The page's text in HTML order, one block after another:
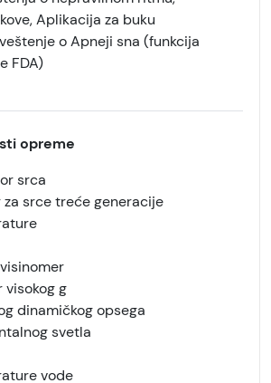
Aplikacija za buku
o Apneji sna (funkcija
FDA)
opreme
srca
srce treće generacije
visokog g
dinamičkog opsega
svetla
vode